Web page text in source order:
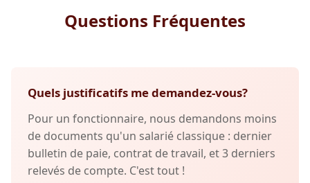
Questions Fréquentes
Quels justificatifs me demandez-vous?
Pour un fonctionnaire, nous demandons moins
de documents qu'un salarié classique : dernier
bulletin de paie, contrat de travail, et 3 derniers
relevés de compte. C'est tout !